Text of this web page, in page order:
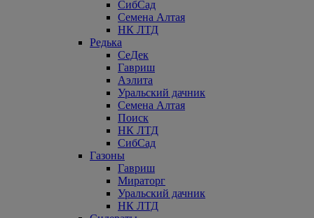
СибСад
Семена Алтая
НК ЛТД
Редька
СеДек
Гавриш
Аэлита
Уральский дачник
Семена Алтая
Поиск
НК ЛТД
СибСад
Газоны
Гавриш
Мираторг
Уральский дачник
НК ЛТД